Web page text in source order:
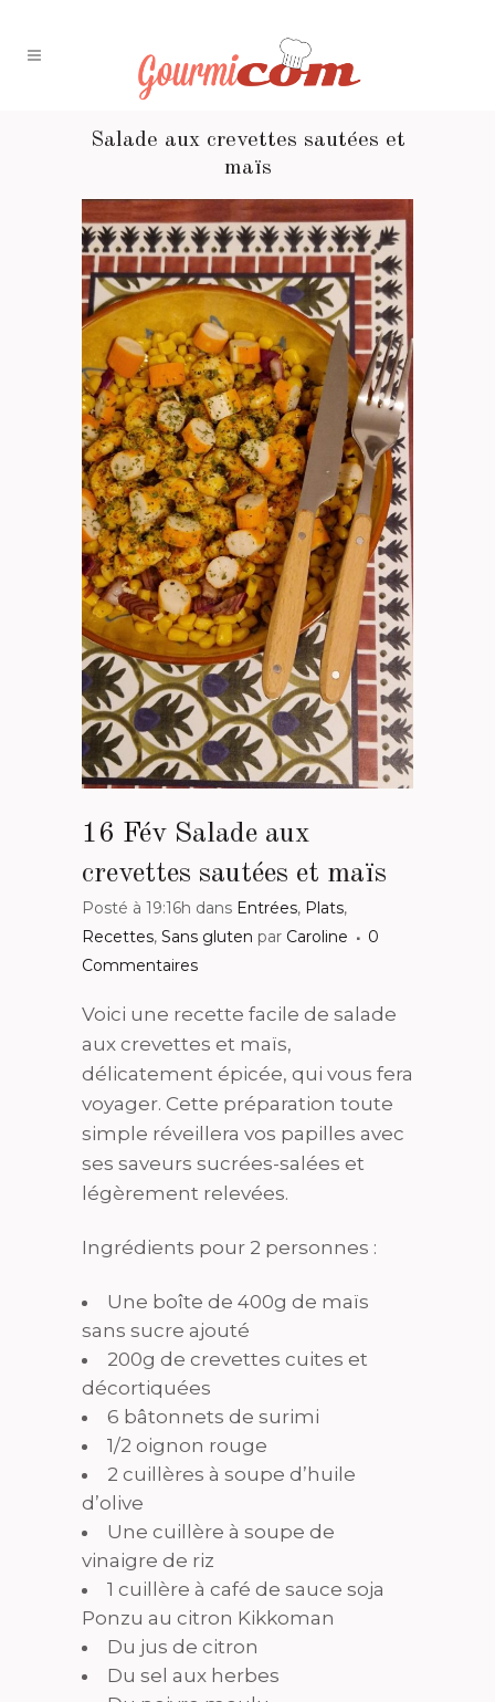
Salade aux crevettes sautées et
maïs
16 Fév Salade aux
crevettes sautées et maïs
Posté à 19:16h dans Entrées, Plats,
Recettes, Sans gluten par Caroline
0
Commentaires
Voici une recette facile de salade
aux crevettes et maïs,
délicatement épicée, qui vous fera
voyager. Cette préparation toute
simple réveillera vos papilles avec
ses saveurs sucrées-salées et
légèrement relevées.
Ingrédients pour 2 personnes :
Une boîte de 400g de maïs
sans sucre ajouté
200g de crevettes cuites et
décortiquées
6 bâtonnets de surimi
1/2 oignon rouge
2 cuillères à soupe d’huile
d’olive
Une cuillère à soupe de
vinaigre de riz
1 cuillère à café de sauce soja
Ponzu au citron Kikkoman
Du jus de citron
Du sel aux herbes